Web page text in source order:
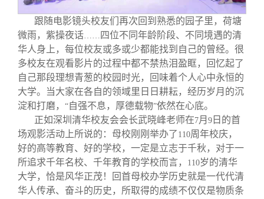
跟随电影镜头校友们再次回到熟悉的园子里，荷塘
微雨，紫操夜话…… 四位不同年龄阶段、不同境遇的清
华人身上，每位校友或多或少都能找到自己的曾经。很
多校友在观看影片的过程中都不禁热泪盈眶，回忆起了
自己那段理想青葱的校园时光，回味着个人心中永恒的
大学。当大家在各自的领域里日日耕耘，经历岁月的沉
淀和打磨， “自强不息，厚德载物”依然在心底。
正如深圳清华校友会会长武晓峰老师在7月 9 日的首
场观影活动上所说的：母校刚刚举办了 110周年校庆，
好的高等教育、好的学校，一定是立志于千秋，对于一
所追求千年名校、千年教育的学校而言，
110岁的清华
大学，恰是风华正茂！回首母校办学历史就是一代代清
华人传承、奋斗的历史，所取得的成绩不仅仅是物质条